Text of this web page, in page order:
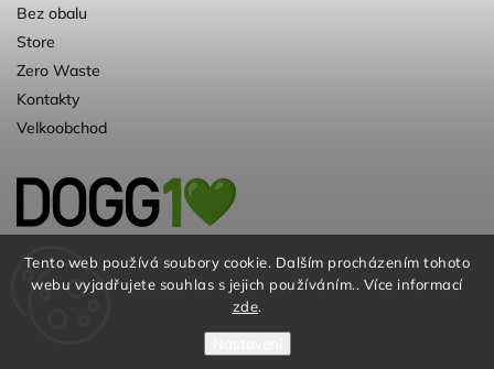
Tento web používá soubory cookie. Dalším procházením tohoto
webu vyjadřujete souhlas s jejich používáním.. Více informací
zde.
Bez obalu
Store
Zero Waste
Kontakty
Velkoobchod
Kvalitní a ♻️eko chovatelské potřeby pro
psy. Už 10 let